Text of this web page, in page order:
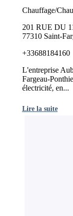
Chauffage/
201 RUE DU
77310 Saint-
+33688184160
L'entreprise
Fargeau-
électricité, en...
Lire la suite